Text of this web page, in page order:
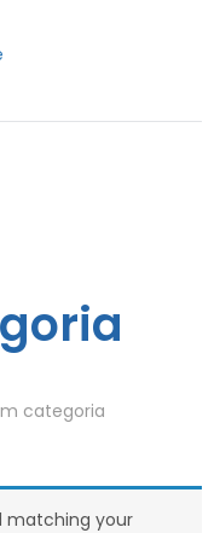
categoria
matching your